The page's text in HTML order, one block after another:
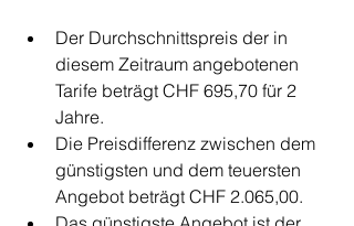
Der Durchschnittspreis der in
diesem Zeitraum angebotenen
Tarife beträgt CHF 695,70 für 2
Jahre.
Die Preisdifferenz zwischen dem
günstigsten und dem teuersten
Angebot beträgt CHF 2.065,00.